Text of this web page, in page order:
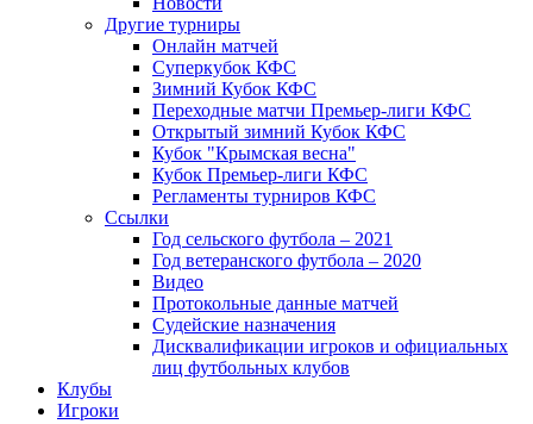
Другие турниры
Онлайн матчей
Суперкубок КФС
Зимний Кубок КФС
Переходные матчи Премьер-лиги КФС
Открытый зимний Кубок КФС
Кубок "Крымская весна"
Кубок Премьер-лиги КФС
Регламенты турниров КФС
Ссылки
Год сельского футбола – 2021
Год ветеранского футбола – 2020
Видео
Протокольные данные матчей
Судейские назначения
Дисквалификации игроков и официальных
лиц футбольных клубов
Клубы
Игроки